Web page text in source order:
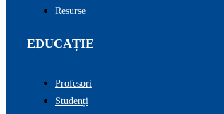
Resurse
EDUCAȚIE
Profesori
Studenți